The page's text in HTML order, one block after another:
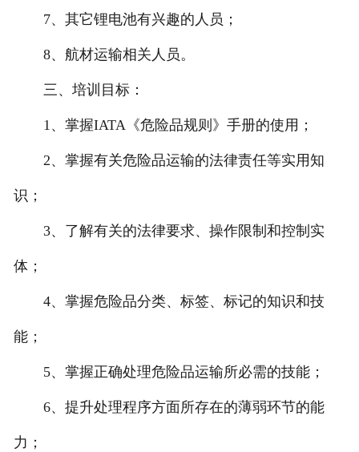
7、其它锂电池有兴趣的人员；
8、航材运输相关人员。
三、培训目标：
1、掌握IATA《危险品规则》手册的使用；
2、掌握有关危险品运输的法律责任等实用知
识；
3、了解有关的法律要求、操作限制和控制实
体；
4、掌握危险品分类、标签、标记的知识和技
能；
5、掌握正确处理危险品运输所必需的技能；
6、提升处理程序方面所存在的薄弱环节的能
力；